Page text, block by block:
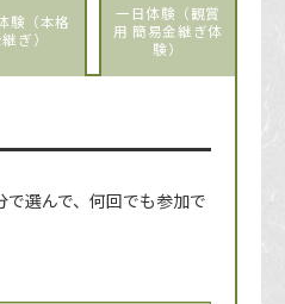
験（本格
ぎ）
一日体験（観賞
用 簡易金継ぎ体
験）
で選んで、何回でも参加で